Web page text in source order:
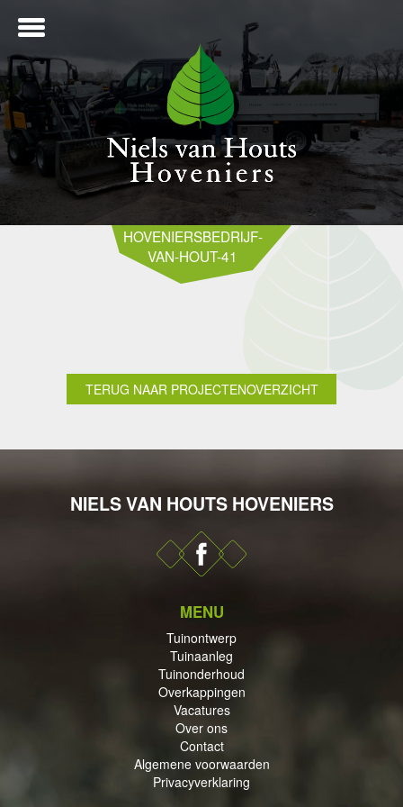
HOVENIERSBEDRIJF-
VAN-HOUT-41
TERUG NAAR PROJECTENOVERZICHT
NIELS VAN HOUTS HOVENIERS
MENU
Tuinontwerp
Tuinaanleg
Tuinonderhoud
Overkappingen
Vacatures
Over ons
Contact
Algemene voorwaarden
Privacyverklaring